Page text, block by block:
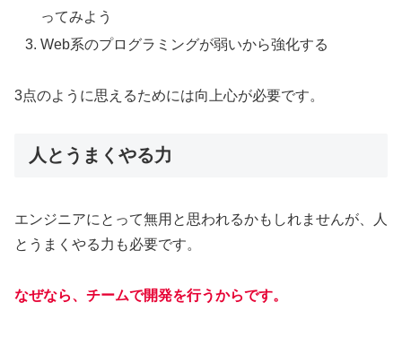
ってみよう
Web系のプログラミングが弱いから強化する
3点のように思えるためには向上心が必要です。
人とうまくやる力
エンジニアにとって無用と思われるかもしれませんが、人
とうまくやる力も必要です。
なぜなら、チームで開発を行うからです。